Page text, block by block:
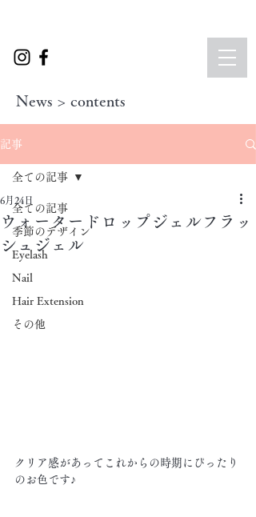
News > contents
記事
全ての記事
季節のデザイン
Eyelash
Nail
Hair Extension
その他
全ての記事
ウォータードロップジェルフラッ
シュジェル
6月24日
クリア感があってこれからの時期にぴったり
のお色です♪